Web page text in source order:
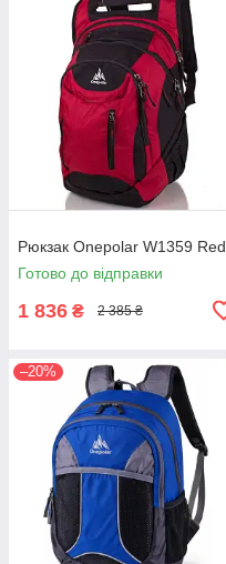
Рюкзак Onepolar W1359 Red
Готово до відправки
1 836 ₴ 2 385 ₴
–20%